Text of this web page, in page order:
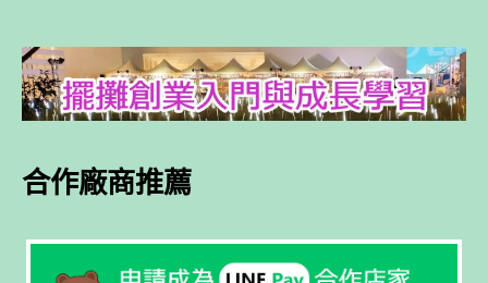
合作廠商推薦